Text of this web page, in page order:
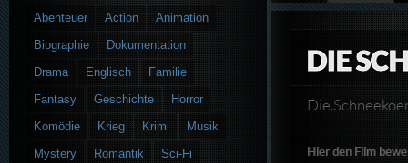
DIE
Hier den Film
Abenteuer Action
Animation
Biographie
Dokumentation
Drama
Englisch
Familie
Fantasy
Geschichte
Horror
Komödie
Krieg Krimi
Musik
Mystery
Romantik
Sci-Fi